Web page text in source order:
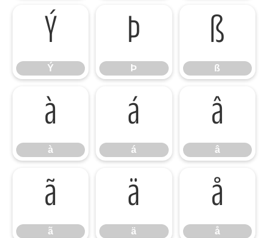
Ý
Ý Þ
Þ ß
ß
à
à á
á â
â
ã
ã ä
ä å
å